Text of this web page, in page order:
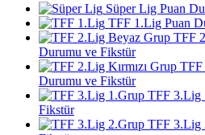
Süper Lig Puan
TFF 1.Lig Puan
TFF
Durumu ve Fikstür
TFF
Durumu ve Fikstür
TFF 3.Lig
Fikstür
TFF 3.Lig